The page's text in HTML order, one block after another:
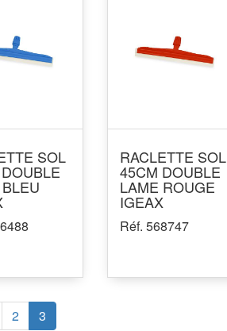
SOL RACLETTE SOL
45CM DOUBLE
LAME ROUGE
IGEAX
Réf. 568747
2 3